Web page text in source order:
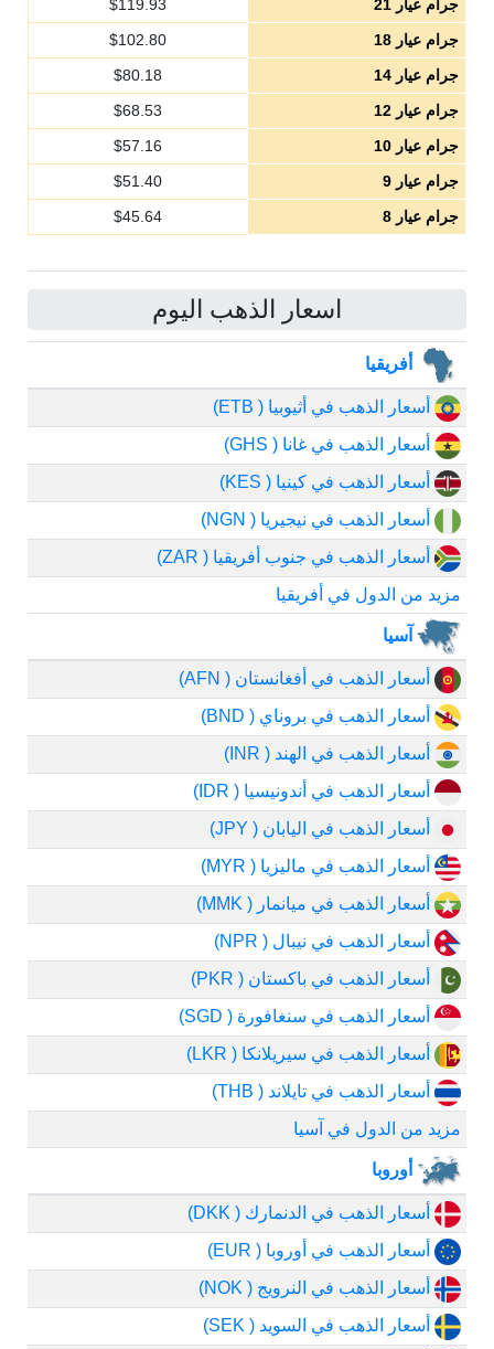
جرام عيار 21
$119.93
جرام عيار 18
$102.80
جرام عيار 14
$80.18
جرام عيار 12
$68.53
جرام عيار 10
$57.16
جرام عيار 9
$51.40
جرام عيار 8
$45.64
اسعار الذهب اليوم
أفريقيا
أسعار الذهب في أثيوبيا ( ETB)
أسعار الذهب في غانا ( GHS)
أسعار الذهب في كينيا ( KES)
أسعار الذهب في نيجيريا ( NGN)
أسعار الذهب في جنوب أفريقيا ( ZAR)
مزيد من الدول في أفريقيا
آسيا
أسعار الذهب في أفغانستان ( AFN)
أسعار الذهب في بروناي ( BND)
أسعار الذهب في الهند ( INR)
أسعار الذهب في أندونيسيا ( IDR)
أسعار الذهب في اليابان ( JPY)
أسعار الذهب في ماليزيا ( MYR)
أسعار الذهب في ميانمار ( MMK)
أسعار الذهب في نيبال ( NPR)
أسعار الذهب في باكستان ( PKR)
أسعار الذهب في سنغافورة ( SGD)
أسعار الذهب في سيريلانكا ( LKR)
أسعار الذهب في تايلاند ( THB)
مزيد من الدول في آسيا
أوروبا
أسعار الذهب في الدنمارك ( DKK)
أسعار الذهب في أوروبا ( EUR)
أسعار الذهب في النرويج ( NOK)
أسعار الذهب في السويد ( SEK)